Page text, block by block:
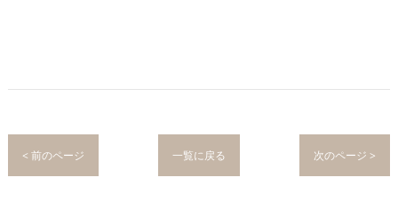
< 前のページ 一覧に戻る 次のページ >